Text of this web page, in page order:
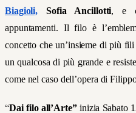
Biagioli, Sofia Ancillotti, e
appuntamenti. Il filo è
concetto che un’insieme di più
un qualcosa di più grande e
come nel caso dell’opera di
“Dai filo all’Arte”inizia Sabato